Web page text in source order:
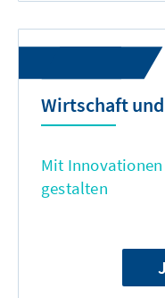
Wirtschaft
Mit
gestalten